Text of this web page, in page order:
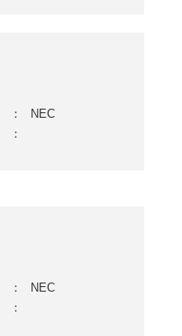
：
NEC
：
：
NEC
：